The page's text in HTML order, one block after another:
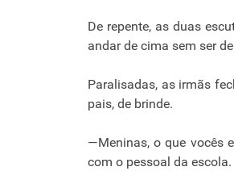
De repente, as duas
andar de cima sem ser
Paralisadas, as irmãs
pais, de brinde.
—Meninas, o que vocês
com o pessoal da escola.